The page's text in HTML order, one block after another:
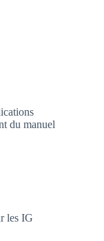
du manuel
les IG